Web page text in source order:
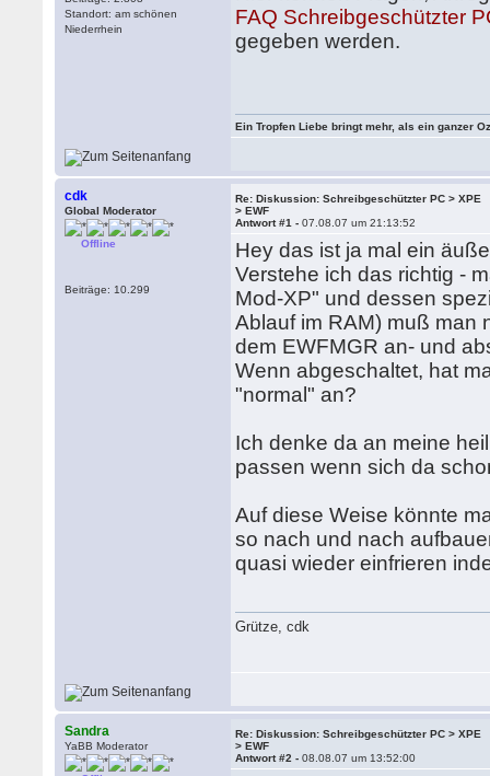
Standort: am schönen
Niederrhein
FAQ Schreibgeschützter
gegeben werden.
Ein Tropfen Liebe bringt mehr, als ein ganzer
cdk
Global Moderator
Offline
Beiträge: 10.299
Re: Diskussion: Schreibgeschützter PC > XPE
> EWF
Antwort #1 -07.08.07 um 21:13:52
Hey das ist ja mal ein
Verstehe ich das richtig -
Mod-XP" und dessen
Ablauf im RAM) muß man
dem EWFMGR an- und
Wenn abgeschaltet, hat
"normal" an?
Ich denke da an meine
passen wenn sich da
Auf diese Weise könnte
so nach und nach
quasi wieder einfrieren
Grütze, cdk
Sandra
YaBB Moderator
Re: Diskussion: Schreibgeschützter PC > XPE
> EWF
Antwort #2 -08.08.07 um 13:52:00